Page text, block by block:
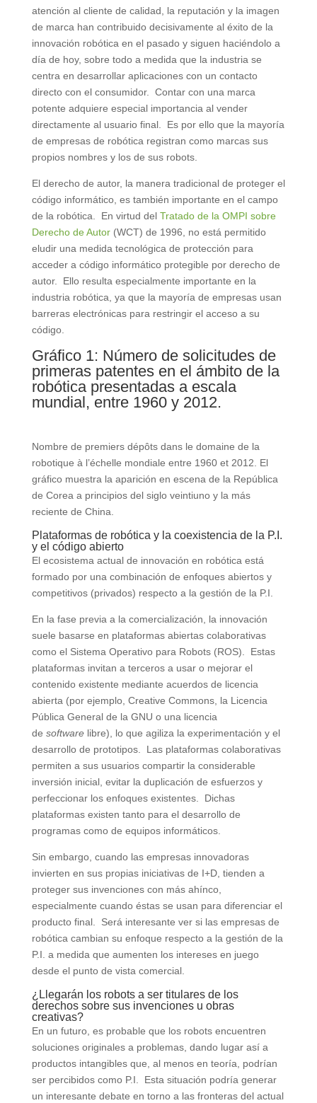
atención al cliente de calidad, la reputación y la imagen
de marca han contribuido decisivamente al éxito de la
innovación robótica en el pasado y siguen haciéndolo a
día de hoy, sobre todo a medida que la industria se
centra en desarrollar aplicaciones con un contacto
directo con el consumidor. Contar con una marca
potente adquiere especial importancia al vender
directamente al usuario final. Es por ello que la mayoría
de empresas de robótica registran como marcas sus
propios nombres y los de sus robots.
El derecho de autor, la manera tradicional de proteger el
código informático, es también importante en el campo
de la robótica. En virtud del Tratado de la OMPI sobre
Derecho de Autor(WCT) de 1996, no está permitido
eludir una medida tecnológica de protección para
acceder a código informático protegible por derecho de
autor. Ello resulta especialmente importante en la
industria robótica, ya que la mayoría de empresas usan
barreras electrónicas para restringir el acceso a su
código.
Gráfico 1: Número de solicitudes de
primeras patentes en el ámbito de la
robótica presentadas a escala
mundial, entre 1960 y 2012.
Nombre de premiers dépôts dans le domaine de la
robotique à l’échelle mondiale entre 1960 et 2012. El
gráfico muestra la aparición en escena de la República
de Corea a principios del siglo veintiuno y la más
reciente de China.
Plataformas de robótica y la coexistencia de la P.I.
y el código abierto
El ecosistema actual de innovación en robótica está
formado por una combinación de enfoques abiertos y
competitivos (privados) respecto a la gestión de la P.I.
En la fase previa a la comercialización, la innovación
suele basarse en plataformas abiertas colaborativas
como el Sistema Operativo para Robots (ROS). Estas
plataformas invitan a terceros a usar o mejorar el
contenido existente mediante acuerdos de licencia
abierta (por ejemplo, Creative Commons, la Licencia
Pública General de la GNU o una licencia
de software libre), lo que agiliza la experimentación y el
desarrollo de prototipos. Las plataformas colaborativas
permiten a sus usuarios compartir la considerable
inversión inicial, evitar la duplicación de esfuerzos y
perfeccionar los enfoques existentes. Dichas
plataformas existen tanto para el desarrollo de
programas como de equipos informáticos.
Sin embargo, cuando las empresas innovadoras
invierten en sus propias iniciativas de I+D, tienden a
proteger sus invenciones con más ahínco,
especialmente cuando éstas se usan para diferenciar el
producto final. Será interesante ver si las empresas de
robótica cambian su enfoque respecto a la gestión de la
P.I. a medida que aumenten los intereses en juego
desde el punto de vista comercial.
¿Llegarán los robots a ser titulares de los
derechos sobre sus invenciones u obras
creativas?
En un futuro, es probable que los robots encuentren
soluciones originales a problemas, dando lugar así a
productos intangibles que, al menos en teoría, podrían
ser percibidos como P.I. Esta situación podría generar
un interesante debate en torno a las fronteras del actual